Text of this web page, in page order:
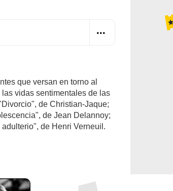
que versan en torno al
vidas sentimentales de las
de Christian-Jaque;
de Jean Delannoy;
de Henri Verneuil.